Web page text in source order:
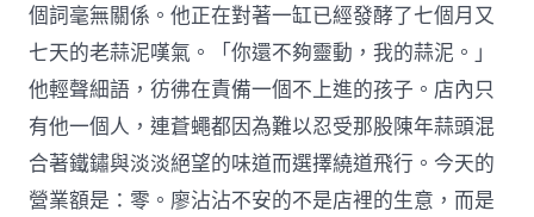
個詞毫無關係。他正在對著一缸已經發酵了七個月又
七天的老蒜泥嘆氣。「你還不夠靈動，我的蒜泥。」
他輕聲細語，彷彿在責備一個不上進的孩子。店內只
有他一個人，連蒼蠅都因為難以忍受那股陳年蒜頭混
合著鐵鏽與淡淡絕望的味道而選擇繞道飛行。今天的
營業額是：零。廖沾沾不安的不是店裡的生意，而是